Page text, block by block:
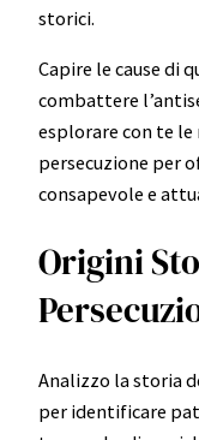
storici.
Capire le cause di
combattere
esplorare con te
persecuzione per
consapevole e
Origini
Analizzo la storia
per identificare